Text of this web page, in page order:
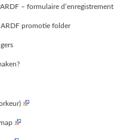
– formulaire d’enregistrement
promotie folder